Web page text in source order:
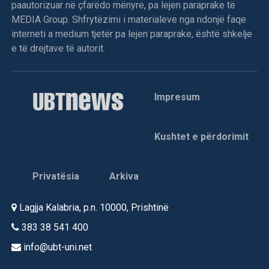
kineastët që jetojnë këtu”.
“Dua” e nisi furishëm rrugëtimin me premierë botërore në
edicionin e 79-të të Festivalit të Filmit në Cannes, në majin
e sivjetmë. Historia e sinqertë, e përshkruar me sytë dhe
kaluar, do të arrinte të merrte vëmendje tek mori çmimin
“SACD”. Është çmimi për skenar që ndahet nga seksioni
paautorizuar në çfarëdo mënyre, pa lejen paraprake të
MEDIA Group. Shfrytëzimi i materialeve nga ndonjë faqe
interneti a medium tjetër pa lejen paraprake, është shkelje
e të drejtave të autorit.
Impresum
Kushtet e përdorimit
Privatësia Arkiva
Lagjja Kalabria, p.n. 10000, Prishtinë
383 38 541 400
info@ubt-uni.net